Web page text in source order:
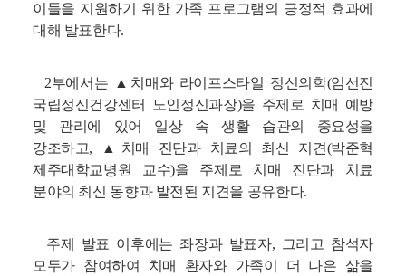
이들을 지원하기 위한 가족 프로그램의 긍정적 효과에
대해 발표한다.
2부에서는 ▲치매와 라이프스타일 정신의학(임선진
국립정신건강센터 노인정신과장)을 주제로 치매 예방
및 관리에 있어 일상 속 생활 습관의 중요성을
강조하고, ▲치매 진단과 치료의 최신 지견(박준혁
제주대학교병원 교수)을 주제로 치매 진단과 치료
분야의 최신 동향과 발전된 지견을 공유한다.
주제 발표 이후에는 좌장과 발표자, 그리고 참석자
모두가 참여하여 치매 환자와 가족이 더 나은 삶을